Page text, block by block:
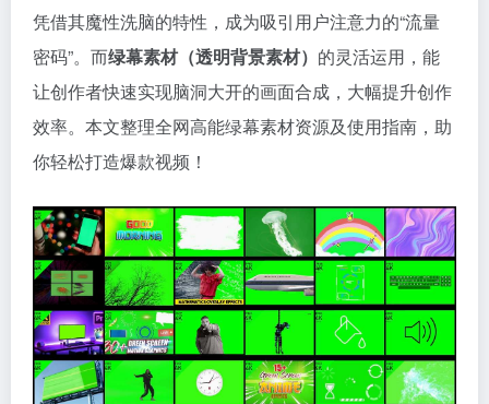
凭借其魔性洗脑的特性，成为吸引用户注意力的“流量
密码”。而绿幕素材（透明背景素材） 的灵活运用，能
让创作者快速实现脑洞大开的画面合成，大幅提升创作
效率。本文整理全网高能绿幕素材资源及使用指南，助
你轻松打造爆款视频！